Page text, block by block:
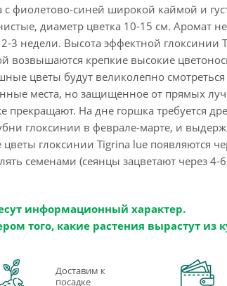
с фиолетово-синей широкой каймой и
диаметр цветка 10-15 см. Аромат
3 недели. Высота эффектной глоксинии
возвышаются крепкие высокие
цветы будут великолепно
места, но защищенное от прямых
прекращают. На дне горшка требуется
глоксинии в феврале-марте, и
глоксинии Tigrina lue появляются
семенами (сеянцы зацветают через
информационный характер.
того, какие растения вырастут из
Доставим к
посадке